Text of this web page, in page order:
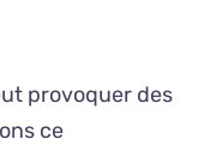
provoquer des
ce